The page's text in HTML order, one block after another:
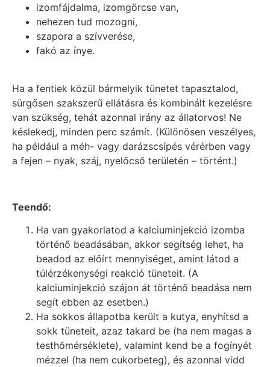
izomfájdalma, izomgörcse van,
nehezen tud mozogni,
szapora a szívverése,
fakó az ínye.
Ha a fentiek közül bármelyik tünetet tapasztalod,
sürgősen szakszerű ellátásra és kombinált kezelésre
van szükség, tehát azonnal irány az állatorvos! Ne
késlekedj, minden perc számít. (Különösen veszélyes,
ha például a méh- vagy darázscsípés vérérben vagy
a fejen – nyak, száj, nyelőcső területén – történt.)
Teendő:
Ha van gyakorlatod a kalciuminjekció izomba
történő beadásában, akkor segítség lehet, ha
beadod az előírt mennyiséget, amint látod a
túlérzékenységi reakció tüneteit. (A
kalciuminjekció szájon át történő beadása nem
segít ebben az esetben.)
Ha sokkos állapotba került a kutya, enyhítsd a
sokk tüneteit, azaz takard be (ha nem magas a
testhőmérséklete), valamint kend be a fogínyét
mézzel (ha nem cukorbeteg), és azonnal vidd